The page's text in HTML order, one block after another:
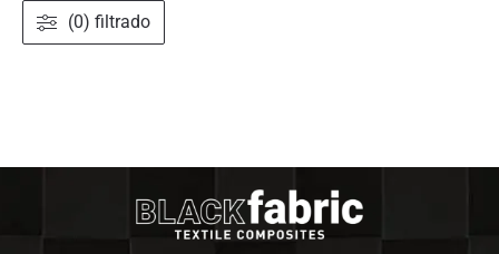
(0) filtrado